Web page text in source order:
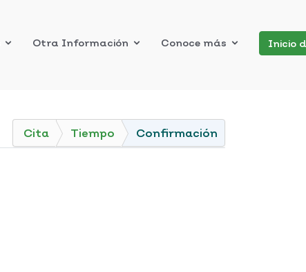
Otra Información Conoce más Inicio
Cita Tiempo Confirmación